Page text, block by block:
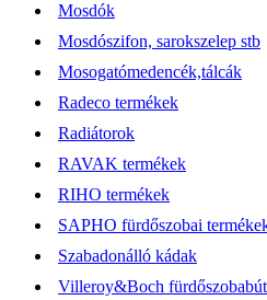
Mosdók
Mosdószifon, sarokszelep stb
Mosogatómedencék,tálcák
Radeco termékek
Radiátorok
RAVAK termékek
RIHO termékek
SAPHO fürdőszobai
Szabadonálló kádak
Villeroy&Boch